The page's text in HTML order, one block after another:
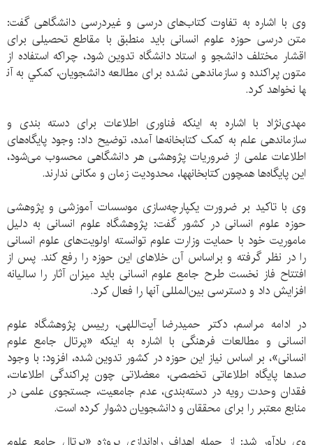
وی با اشاره به تفاوت کتاب‌های درسی و غیردرسی دانشگاهی گفت:
متن درسی حوزه علوم انسانی باید منطبق با مقاطع تحصیلی برای
اقشار مختلف دانشجو و استاد دانشگاه تدوین شود، چراکه استفاده از
متون پراکنده و سازماندهی نشده برای مطالعه دانشجویان، کمکي به آن​
ها نخواهد کرد.
مهدی‌نژاد با اشاره به اینکه فناوری اطلاعات برای دسته بندی و
سازماندهی علم به کمک کتابخانه‌ها آمده، توضیح داد: وجود پایگاه‌های
اطلاعات علمی از ضروریات پژوهشی هر دانشگاهی محسوب می‌شود،
این پایگاه‌ها همچون کتابخانه​ها، محدودیت زمان و مکانی ندارند.
وی با تاکید بر ضرورت یکپارچه‌سازی موسسات آموزشی و پژوهشی
حوزه علوم انسانی در کشور گفت: پژوهشگاه علوم انسانی به دلیل
ماموریت خود با حمایت وزارت علوم توانسته اولویت‌های علوم انسانی
را در نظر گرفته و براساس آن خلاهای این حوزه را رفع کند. پس از
افتتاح فاز نخست طرح جامع علوم انسانی باید میزان آثار را سالیانه
افزایش داد و دسترسی بین‌المللی آن​ها را فعال کرد.
در ادامه مراسم، دکتر حمیدرضا آیت‌اللهی، رییس پژوهشگاه علوم
انسانی و مطالعات فرهنگی با اشاره به اینکه «پرتال جامع علوم
انسانی»، بر اساس نیاز این حوزه در کشور تدوين شده، افزود: با وجود
صدها پایگاه اطلاعاتی تخصصی، معضلاتی چون پراکندگی اطلاعات،
فقدان وحدت رویه در دسته‌بندی‌، عدم جامعیت، جستجوی علمی در
منابع معتبر را برای محققان و دانشجویان دشوار کرده است.